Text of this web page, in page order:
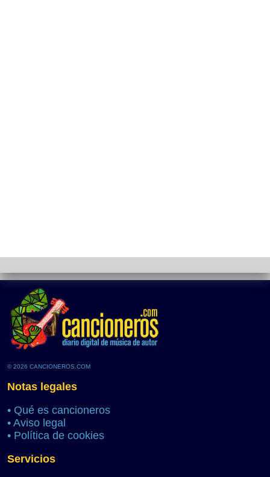
© 2026 CANCIONEROS.COM
Notas legales
• Qué es cancioneros
• Aviso legal
• Política de cookies
Servicios